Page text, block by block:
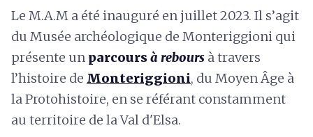
Le M.A.M a été inauguré en juillet 2023. Il s’agit
du Musée archéologique de Monteriggioni qui
présente un parcoursà rebours à travers
l’histoire de Monteriggioni, du Moyen Âge à
la Protohistoire, en se référant constamment
au territoire de la Val d'Elsa.